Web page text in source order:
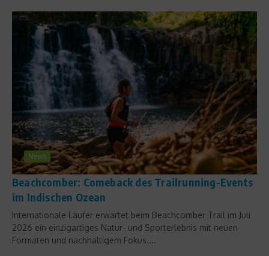
News
Beachcomber: Comeback des Trailrunning-Events
im Indischen Ozean
Internationale Läufer erwartet beim Beachcomber Trail im Juli
2026 ein einzigartiges Natur- und Sporterlebnis mit neuen
Formaten und nachhaltigem Fokus....